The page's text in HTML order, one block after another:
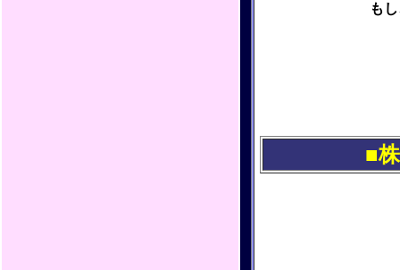
も
■